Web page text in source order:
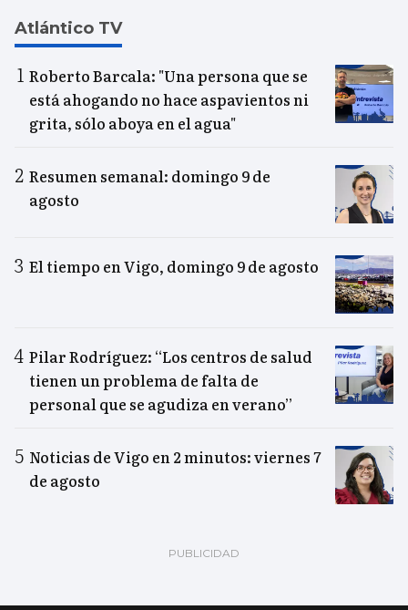
Atlántico TV
Roberto Barcala: "Una persona que se
está ahogando no hace aspavientos ni
grita, sólo aboya en el agua"
Resumen semanal: domingo 9 de
agosto
El tiempo en Vigo, domingo 9 de agosto
Pilar Rodríguez: “Los centros de salud
tienen un problema de falta de
personal que se agudiza en verano”
Noticias de Vigo en 2 minutos: viernes 7
de agosto